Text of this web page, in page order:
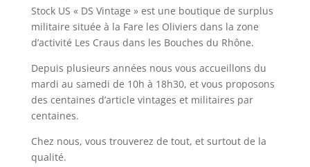
Stock US « DS Vintage » est une boutique de surplus
militaire située à la Fare les Oliviers dans la zone
d’activité Les Craus dans les Bouches du Rhône.
Depuis plusieurs années nous vous accueillons du
mardi au samedi de 10h à 18h30, et vous proposons
des centaines d’article vintages et militaires par
centaines.
Chez nous, vous trouverez de tout, et surtout de la
qualité.